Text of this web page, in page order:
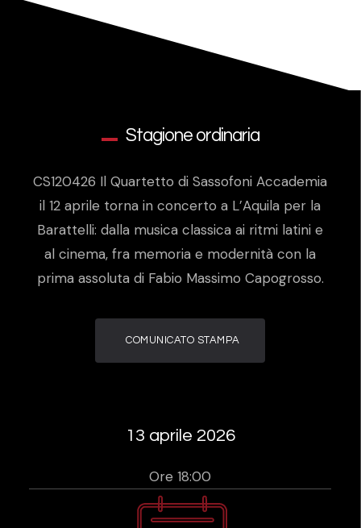
Stagione ordinaria
CS120426 Il Quartetto di Sassofoni Accademia
il 12 aprile torna in concerto a L’Aquila per la
Barattelli: dalla musica classica ai ritmi latini e
al cinema, fra memoria e modernità con la
prima assoluta di Fabio Massimo Capogrosso.
COMUNICATO STAMPA
13 aprile 2026
Ore 18:00